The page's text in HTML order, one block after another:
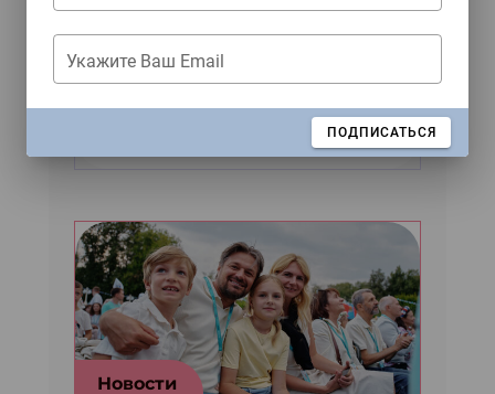
Четыре весёлых рассказа
от двух серьёзных
писателей из Москвы
Новости
Укажите Ваш Email
ПОДПИСАТЬСЯ